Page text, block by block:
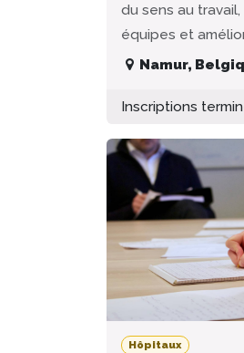
du sens au
équipes et
Namur,
Inscriptions
Hôpitaux